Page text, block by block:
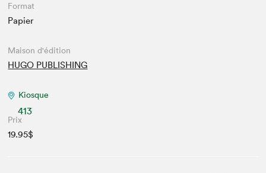
Format
Papier
Maison d'édition
HUGO PUBLISHING
Kiosque
413
Prix
19.95$